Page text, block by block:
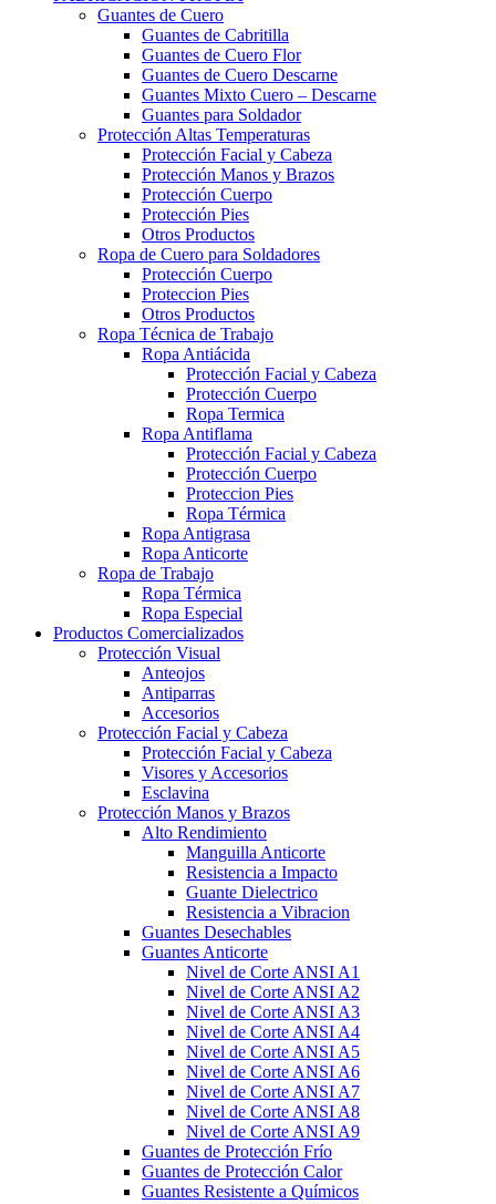
Guantes de Cuero
Guantes de Cabritilla
Guantes de Cuero Flor
Guantes de Cuero Descarne
Guantes Mixto Cuero – Descarne
Guantes para Soldador
Protección Altas Temperaturas
Protección Facial y Cabeza
Protección Manos y Brazos
Protección Cuerpo
Protección Pies
Otros Productos
Ropa de Cuero para Soldadores
Protección Cuerpo
Proteccion Pies
Otros Productos
Ropa Técnica de Trabajo
Ropa Antiácida
Protección Facial y Cabeza
Protección Cuerpo
Ropa Termica
Ropa Antiflama
Protección Facial y Cabeza
Protección Cuerpo
Proteccion Pies
Ropa Térmica
Ropa Antigrasa
Ropa Anticorte
Ropa de Trabajo
Ropa Térmica
Ropa Especial
Productos Comercializados
Protección Visual
Anteojos
Antiparras
Accesorios
Protección Facial y Cabeza
Protección Facial y Cabeza
Visores y Accesorios
Esclavina
Protección Manos y Brazos
Alto Rendimiento
Manguilla Anticorte
Resistencia a Impacto
Guante Dielectrico
Resistencia a Vibracion
Guantes Desechables
Guantes Anticorte
Nivel de Corte ANSI A1
Nivel de Corte ANSI A2
Nivel de Corte ANSI A3
Nivel de Corte ANSI A4
Nivel de Corte ANSI A5
Nivel de Corte ANSI A6
Nivel de Corte ANSI A7
Nivel de Corte ANSI A8
Nivel de Corte ANSI A9
Guantes de Protección Frío
Guantes de Protección Calor
Guantes Resistente a Químicos